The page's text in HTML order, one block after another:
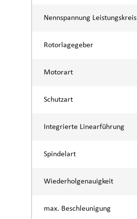
Nennspannung Leistungskreis
Rotorlagegeber
Motorart
Schutzart
Integrierte Linearführung
Spindelart
Wiederholgenauigkeit
max. Beschleunigung